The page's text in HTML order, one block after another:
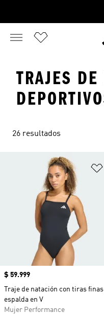
TRAJES DE
26 resultados
Precio
$ 59.999
Traje de natación con tiras finas
espalda en V
Mujer Performance